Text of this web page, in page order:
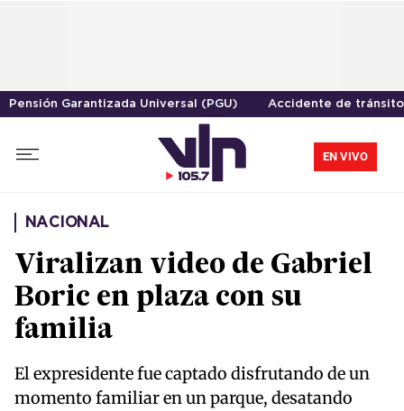
Pensión Garantizada Universal (PGU) Accidente de tránsito
EN VIVO
NACIONAL
Viralizan video de Gabriel
Boric en plaza con su
familia
El expresidente fue captado disfrutando de un
momento familiar en un parque, desatando